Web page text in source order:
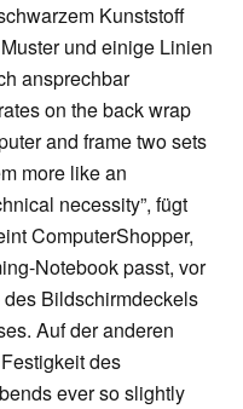
Kunststoff
und einige Linien
ansprechbar
on the back wrap
and frame two sets
more like an
necessity”, fügt
ComputerShopper,
Notebook passt, vor
Bildschirmdeckels
Auf der anderen
des
ever so slightly